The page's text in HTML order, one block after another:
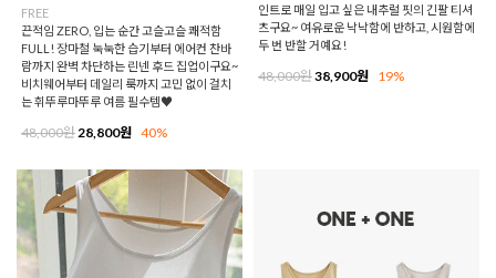
FREE
끈적임 ZERO, 입는 순간 고슬고슬 쾌적함
FULL! 장마철 눅눅한 습기부터 에어컨 찬바
람까지 완벽 차단하는 린넨 후드 집업이구요~
비치웨어부터 데일리 룩까지 고민 없이 걸치
는 휘뚜루마뚜루 여름 필수템♥
48,000원 28,800원 40%
인트로 매일 입고 싶은 내추럴 핏의 긴팔 티셔
츠구요~ 여유로운 낙낙함에 반하고, 시원함에
두 번 반할 거예요!
48,000원38,900원 19%